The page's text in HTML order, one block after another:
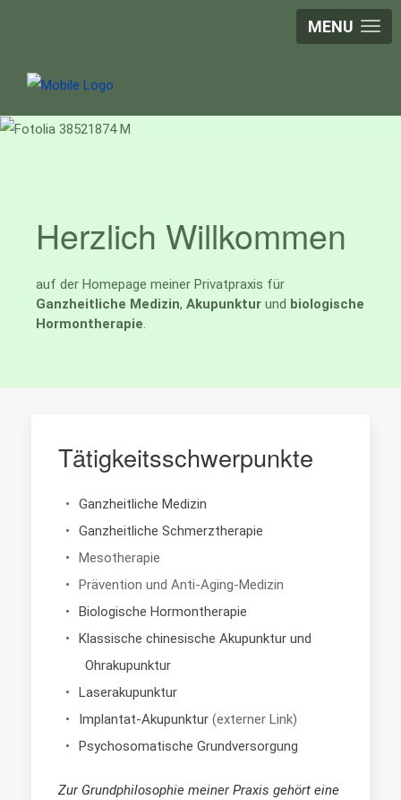
MENU
Herzlich Willkommen
auf der Homepage meiner Privatpraxis für
Ganzheitliche Medizin, Akupunktur und biologische
Hormontherapie.
Tätigkeitsschwerpunkte
Ganzheitliche Medizin
Ganzheitliche Schmerztherapie
Mesotherapie
Prävention und Anti-Aging-Medizin
Biologische Hormontherapie
Klassische chinesische Akupunktur und
Ohrakupunktur
Laserakupunktur
Implantat-Akupunktur(externer Link)
Psychosomatische Grundversorgung
Zur Grundphilosophie meiner Praxis gehört eine